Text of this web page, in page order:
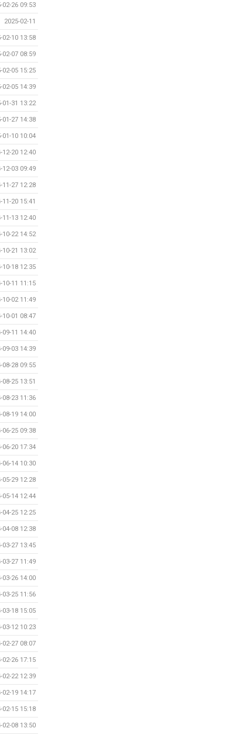
02-26 09:53
2025-02-11
02-10 13:58
02-07 08:59
02-05 15:25
02-05 14:39
01-31 13:22
01-27 14:38
01-10 10:04
12-20 12:40
12-03 09:49
11-27 12:28
11-20 15:41
11-13 12:40
10-22 14:52
10-21 13:02
10-18 12:35
10-11 11:15
10-02 11:49
10-01 08:47
09-11 14:40
09-03 14:39
08-28 09:55
08-25 13:51
08-23 11:36
08-19 14:00
06-25 09:38
06-20 17:34
06-14 10:30
05-29 12:28
05-14 12:44
04-25 12:25
04-08 12:38
03-27 13:45
03-27 11:49
03-26 14:00
03-25 11:56
03-18 15:05
03-12 10:23
02-27 08:07
02-26 17:15
02-22 12:39
02-19 14:17
02-15 15:18
02-08 13:50